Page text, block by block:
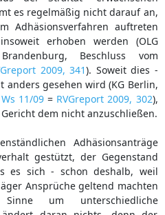
es regelmäßig nicht darauf an,
Adhäsionsverfahren auftreten
erhoben werden (OLG
Beschluss vom
2009, 341). Soweit dies -
anders gesehen wird (KG Berlin,
11/09 = RVGreport 2009, 302),
dem nicht anzuschließen.
Adhäsionsanträge
gestützt, der Gegenstand
es sich - schon deshalb, weil
Ansprüche geltend machten
um unterschiedliche